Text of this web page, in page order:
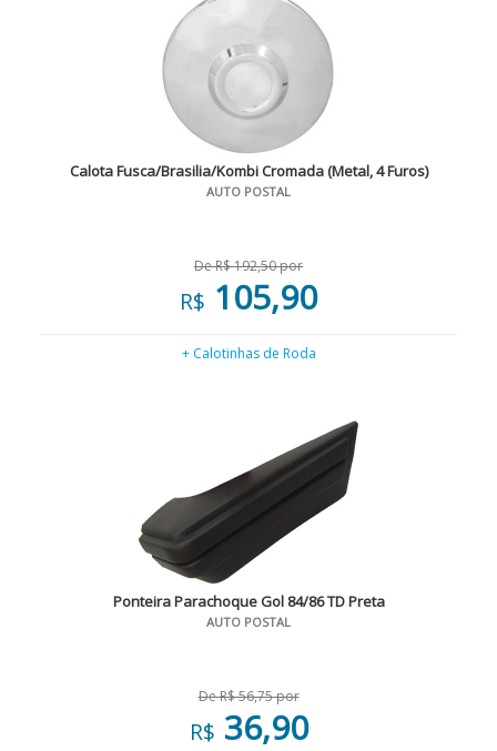
Calota Fusca/Brasilia/Kombi Cromada (Metal, 4 Furos)
AUTO POSTAL
De R$ 192,50 por
R$ 105,90
+ Calotinhas de Roda
Ponteira Parachoque Gol 84/86 TD Preta
AUTO POSTAL
De R$ 56,75 por
R$ 36,90